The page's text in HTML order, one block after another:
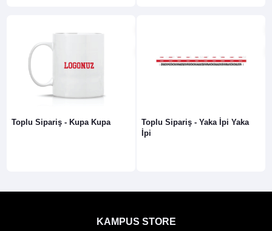
Toplu Sipariş - Kupa Kupa
Toplu Sipariş - Yaka İpi Yaka
İpi
KAMPUS STORE